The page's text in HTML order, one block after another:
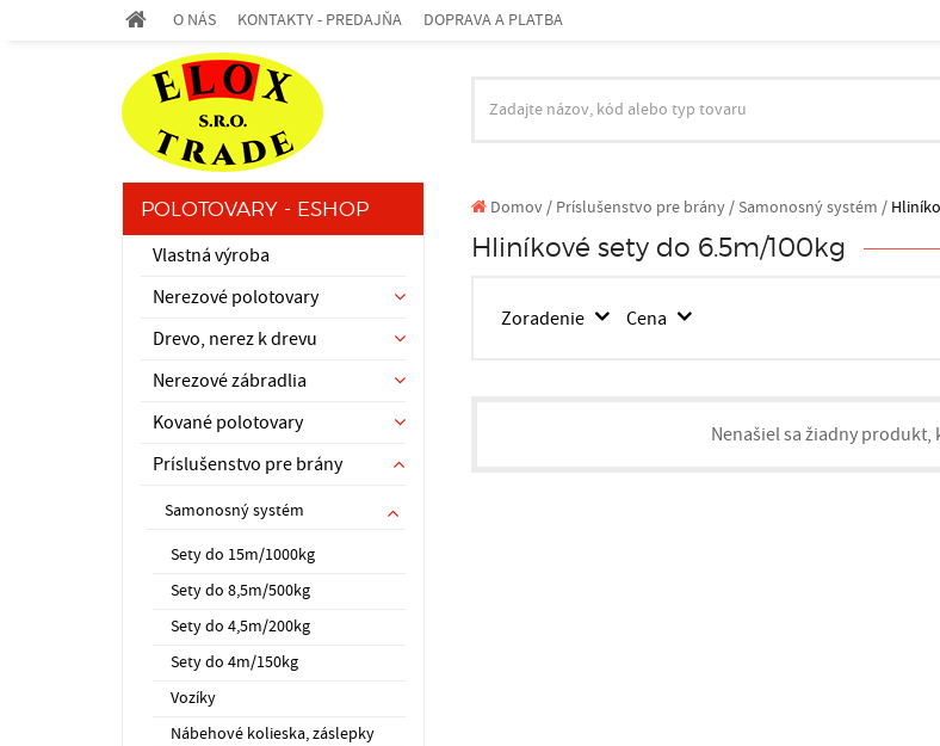
O NÁS KONTAKTY - PREDAJŇA DOPRAVA A PLATBA
POLOTOVARY - ESHOP
Vlastná výroba
Nerezové polotovary
Drevo, nerez k drevu
Nerezové zábradlia
Kované polotovary
Príslušenstvo pre brány
Samonosný systém
Sety do 15m/1000kg
Sety do 8,5m/500kg
Sety do 4,5m/200kg
Sety do 4m/150kg
Vozíky
Nábehové kolieska, záslepky
Domov/ Príslušenstvo pre brány / Samonosný systém /
Hliníkové sety do 6.5m/100kg
Zoradenie Cena
Nenašiel sa žiadny